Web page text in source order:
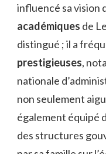
influencé sa vision
académiques de
distingué ; il a
prestigieuses,
nationale
non seulement
également équipé
des structures